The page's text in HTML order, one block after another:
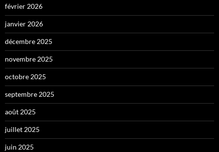
février 2026
janvier 2026
décembre 2025
novembre 2025
octobre 2025
septembre 2025
août 2025
juillet 2025
juin 2025